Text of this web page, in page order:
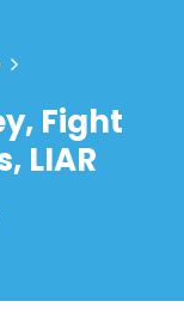
Fight
LIAR